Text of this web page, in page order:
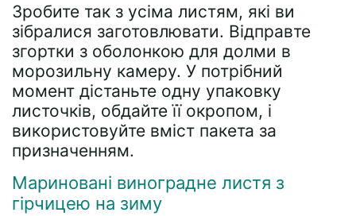
Зробите так з усіма листям, які ви
зібралися заготовлювати. Відправте
згортки з оболонкою для долми в
морозильну камеру. У потрібний
момент дістаньте одну упаковку
листочків, обдайте її окропом, і
використовуйте вміст пакета за
призначенням.
Мариновані виноградне листя з
гірчицею на зиму